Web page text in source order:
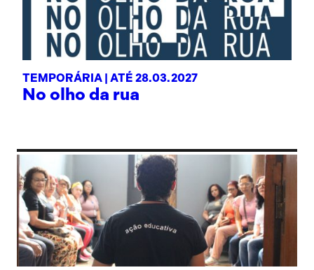
TEMPORÁRIA | ATÉ 28.03.2027
No olho da rua